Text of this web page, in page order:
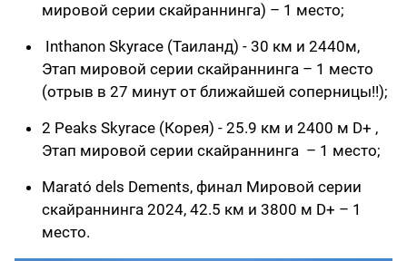
мировой серии скайраннинга) – 1 место;
Inthanon Skyrace (Таиланд) - 30 км и 2440м,
Этап мировой серии скайраннинга – 1 место
(отрыв в 27 минут от ближайшей соперницы!!);
2 Peaks Skyrace (Корея) - 25.9 км и 2400 м D+ ,
Этап мировой серии скайраннинга – 1 место;
Marató dels Dements, финал Мировой серии
скайраннинга 2024, 42.5 км и 3800 м D+ – 1
место.